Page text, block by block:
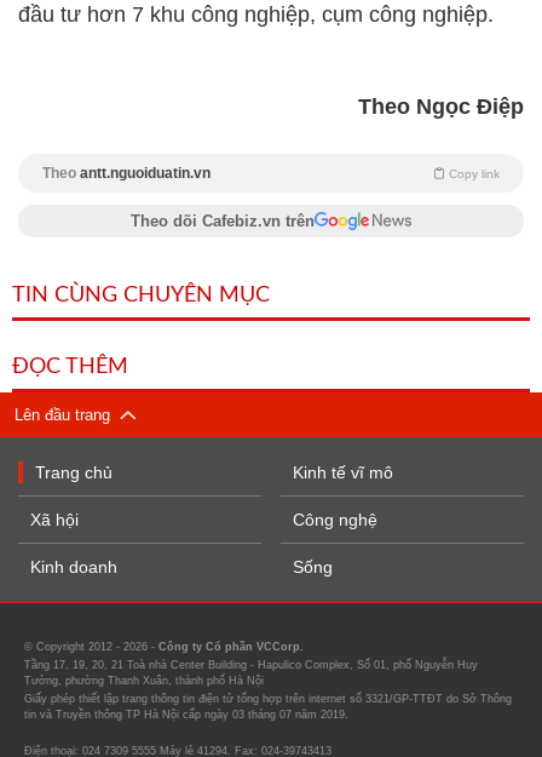
đầu tư hơn 7 khu công nghiệp, cụm công nghiệp.
Theo Ngọc Điệp
Theo antt.nguoiduatin.vn Copy link
Theo dõi Cafebiz.vn trên
TIN CÙNG CHUYÊN MỤC
ĐỌC THÊM
Lên đầu trang
Trang chủ
Xã hội
Kinh doanh
Kinh tế vĩ mô
Công nghệ
Sống
© Copyright 2012 - 2026 - Công ty Cổ phần VCCorp.
Tầng 17, 19, 20, 21 Toà nhà Center Building - Hapulico Complex, Số 01, phố Nguyễn Huy
Tưởng, phường Thanh Xuân, thành phố Hà Nội
Giấy phép thiết lập trang thông tin điện tử tổng hợp trên internet số 3321/GP-TTĐT do Sở Thông
tin và Truyền thông TP Hà Nội cấp ngày 03 tháng 07 năm 2019.
Điện thoại: 024 7309 5555 Máy lẻ 41294. Fax: 024-39743413